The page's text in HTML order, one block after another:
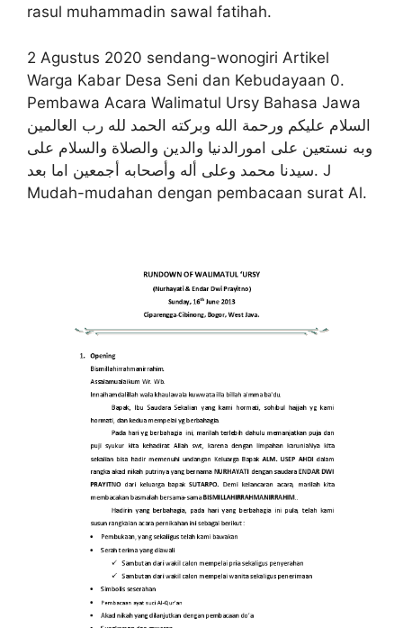
rasul muhammadin sawal fatihah.
2 Agustus 2020 sendang-wonogiri Artikel
Warga Kabar Desa Seni dan Kebudayaan 0.
Pembawa Acara Walimatul Ursy Bahasa Jawa
السلام عليكم ورحمة الله وبركته الحمد لله رب العالمين
وبه نستعين على امورالدنيا والدين والصلاة والسلام على
سيدنا محمد وعلى أله وأصحابه أجمعين اما بعد. J
Mudah-mudahan dengan pembacaan surat Al.